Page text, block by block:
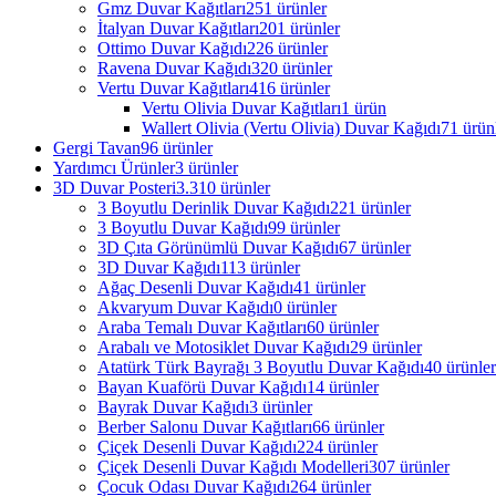
Gmz Duvar Kağıtları251 ürünler
İtalyan Duvar Kağıtları201 ürünler
Ottimo Duvar Kağıdı226 ürünler
Ravena Duvar Kağıdı320 ürünler
Vertu Duvar Kağıtları416 ürünler
Vertu Olivia Duvar Kağıtları1 ürün
Wallert Olivia (Vertu Olivia) Duvar Kağıdı71
Gergi Tavan96 ürünler
Yardımcı Ürünler3 ürünler
3D Duvar Posteri3.310 ürünler
3 Boyutlu Derinlik Duvar Kağıdı221 ürünler
3 Boyutlu Duvar Kağıdı99 ürünler
3D Çıta Görünümlü Duvar Kağıdı67 ürünler
3D Duvar Kağıdı113 ürünler
Ağaç Desenli Duvar Kağıdı41 ürünler
Akvaryum Duvar Kağıdı0 ürünler
Araba Temalı Duvar Kağıtları60 ürünler
Arabalı ve Motosiklet Duvar Kağıdı29 ürünler
Atatürk Türk Bayrağı 3 Boyutlu Duvar Kağıdı40 ürünler
Bayan Kuaförü Duvar Kağıdı14 ürünler
Bayrak Duvar Kağıdı3 ürünler
Berber Salonu Duvar Kağıtları66 ürünler
Çiçek Desenli Duvar Kağıdı224 ürünler
Çiçek Desenli Duvar Kağıdı Modelleri307 ürünler
Çocuk Odası Duvar Kağıdı264 ürünler